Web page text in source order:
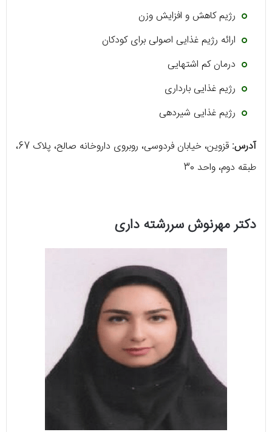
رژیم کاهش و افزایش وزن
ارائه رژیم غذایی اصولی برای کودکان
درمان کم اشتهایی
رژیم غذایی بارداری
رژیم غذایی شیردهی
آدرس:
قزوین، خیابان فردوسی، روبروی داروخانه صالح، پلاک 67،
طبقه دوم، واحد 30
دکتر مهرنوش سررشته داری